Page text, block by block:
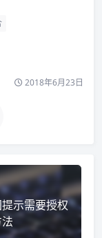
2018年6月23日
示需要授权